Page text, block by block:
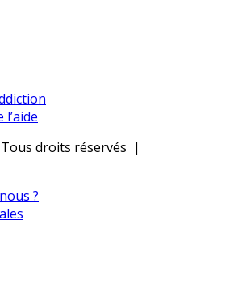
droits réservés |
?